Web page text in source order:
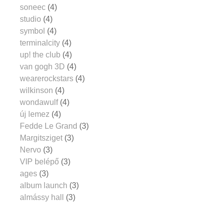
soneec (4)
studio (4)
symbol (4)
terminalcity (4)
up! the club (4)
van gogh 3D (4)
wearerockstars (4)
wilkinson (4)
wondawulf (4)
új lemez (4)
Fedde Le Grand (3)
Margitsziget (3)
Nervo (3)
VIP belépő (3)
ages (3)
album launch (3)
almássy hall
(3)